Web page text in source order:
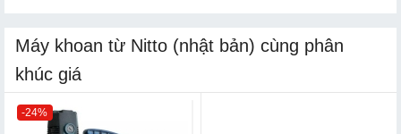
Máy khoan từ Nitto (nhật bản) cùng phân
khúc giá
-24%